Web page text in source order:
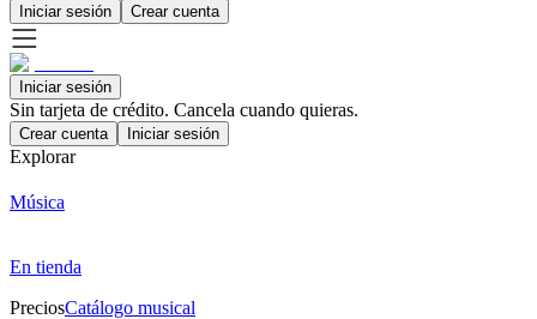
Iniciar sesión Crear cuenta
Iniciar sesión
Sin tarjeta de crédito. Cancela cuando quieras.
Crear cuenta Iniciar sesión
Explorar
Música
En tienda
PreciosCatálogo musical